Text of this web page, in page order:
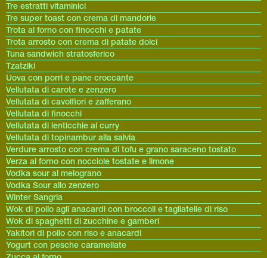
Tre estratti vitaminici
Tre super toast con crema di mandorle
Trota al forno con finocchi e patate
Trota arrosto con crema di patate dolci
Tuna sandwich stratosferico
Tzatziki
Uova con porri e pane croccante
Vellutata di carote e zenzero
Vellutata di cavolfiori e zafferano
Vellutata di finocchi
Vellutata di lenticchie al curry
Vellutata di topinambur alla salvia
Verdure arrosto con crema di tofu e grano saraceno tostato
Verza al forno con nocciole tostate e limone
Vodka sour al melograno
Vodka Sour allo zenzero
Winter Sangria
Wok di pollo agli anacardi con broccoli e tagliatelle di riso
Wok di spaghetti di zucchine e gamberi
Yakitori di pollo con riso e anacardi
Yogurt con pesche caramellate